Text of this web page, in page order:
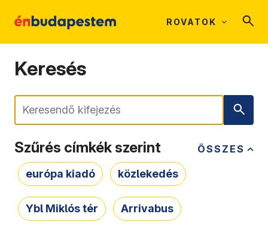
ROVATOK
Keresés
Keresés
ÖSSZES
Szűrés címkék szerint
európa kiadó közlekedés
Ybl Miklós tér Arrivabus